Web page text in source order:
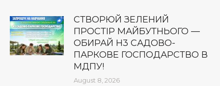
СТВОРЮЙ ЗЕЛЕНИЙ
ПРОСТІР МАЙБУТНЬОГО —
ОБИРАЙ Н3 САДОВО-
ПАРКОВЕ ГОСПОДАРСТВО В
МДПУ!
August 8, 2026